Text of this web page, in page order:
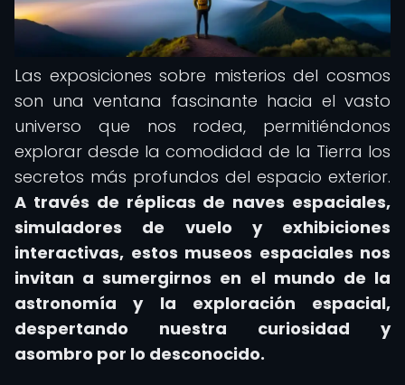
Las exposiciones sobre misterios del cosmos
son una ventana fascinante hacia el vasto
universo que nos rodea, permitiéndonos
explorar desde la comodidad de la Tierra los
secretos más profundos del espacio exterior.
A través de réplicas de naves espaciales,
simuladores de vuelo y exhibiciones
interactivas, estos museos espaciales nos
invitan a sumergirnos en el mundo de la
astronomía y la exploración espacial,
despertando nuestra curiosidad y
asombro por lo desconocido.